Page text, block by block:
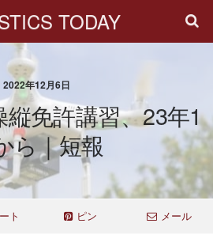
TODAY
2022年12月6日
縦免許講習、23年1
ら｜短報
ト ピン メール